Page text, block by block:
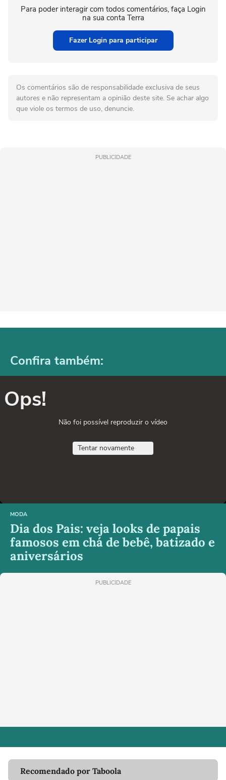
Para poder interagir com todos comentários, faça Login
na sua conta Terra
Fazer Login para participar
Os comentários são de responsabilidade exclusiva de seus
autores e não representam a opinião deste site. Se achar algo
que viole os termos de uso, denuncie.
PUBLICIDADE
Confira também:
Ops!
Não foi possível reproduzir o vídeo
Tentar novamente
MODA
Dia dos Pais: veja looks de papais
famosos em chá de bebê, batizado e
aniversários
PUBLICIDADE
Recomendado por Taboola